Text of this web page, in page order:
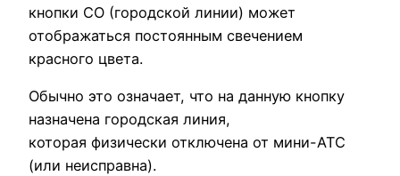
кнопки CO (городской линии) может
отображаться постоянным свечением
красного цвета.
Обычно это означает, что на данную кнопку
назначена городская линия,
которая физически отключена от мини-АТС
(или неисправна).